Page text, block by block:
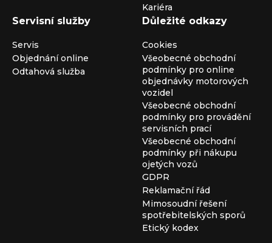
Kariéra
Servisní služby
Servis
Objednání online
Odtahová služba
Důležité odkazy
Cookies
Všeobecné obchodní
podmínky pro online
objednávky motorových
vozidel
Všeobecné obchodní
podmínky pro provádění
servisních prací
Všeobecné obchodní
podmínky při nákupu
ojetých vozů
GDPR
Reklamační řád
Mimosoudní řešení
spotřebitelských sporů
Etický kodex